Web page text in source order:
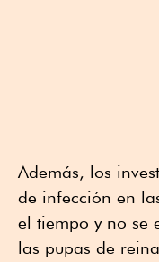
Además, los
de infección en
el tiempo y no se
las pupas de